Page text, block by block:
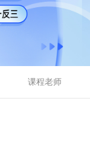
课程老师